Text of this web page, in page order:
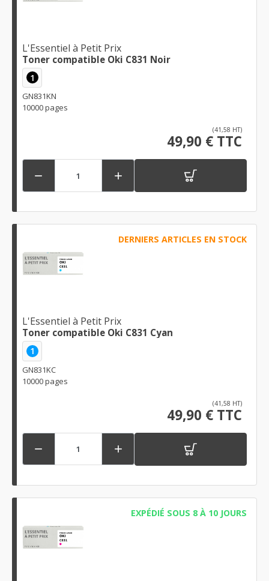
L'Essentiel à Petit Prix
Toner compatible Oki C831 Noir
1
GN831KN
10000 pages
(41,58 HT)
49,90 € TTC
 
DERNIERS ARTICLES EN STOCK
L'Essentiel à Petit Prix
Toner compatible Oki C831 Cyan
1
GN831KC
10000 pages
(41,58 HT)
49,90 € TTC
 
EXPÉDIÉ SOUS 8 À 10 JOURS